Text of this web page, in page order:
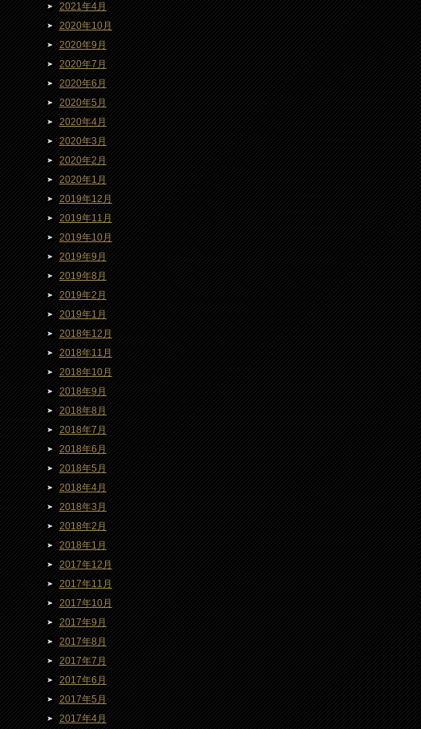
2021年4月
2020年10月
2020年9月
2020年7月
2020年6月
2020年5月
2020年4月
2020年3月
2020年2月
2020年1月
2019年12月
2019年11月
2019年10月
2019年9月
2019年8月
2019年2月
2019年1月
2018年12月
2018年11月
2018年10月
2018年9月
2018年8月
2018年7月
2018年6月
2018年5月
2018年4月
2018年3月
2018年2月
2018年1月
2017年12月
2017年11月
2017年10月
2017年9月
2017年8月
2017年7月
2017年6月
2017年5月
2017年4月